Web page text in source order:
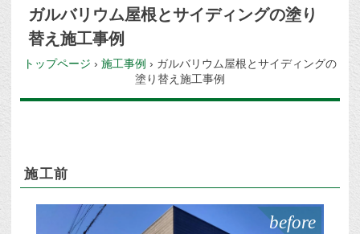
ガルバリウム屋根とサイディングの塗り
替え施工事例
トップページ › 施工事例 › ガルバリウム屋根とサイディングの
塗り替え施工事例
施工前
before